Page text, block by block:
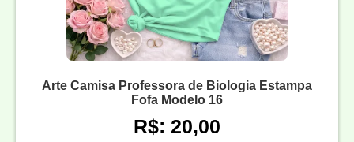
Arte Camisa Professora de Biologia Estampa
Fofa Modelo 16
R$: 20,00